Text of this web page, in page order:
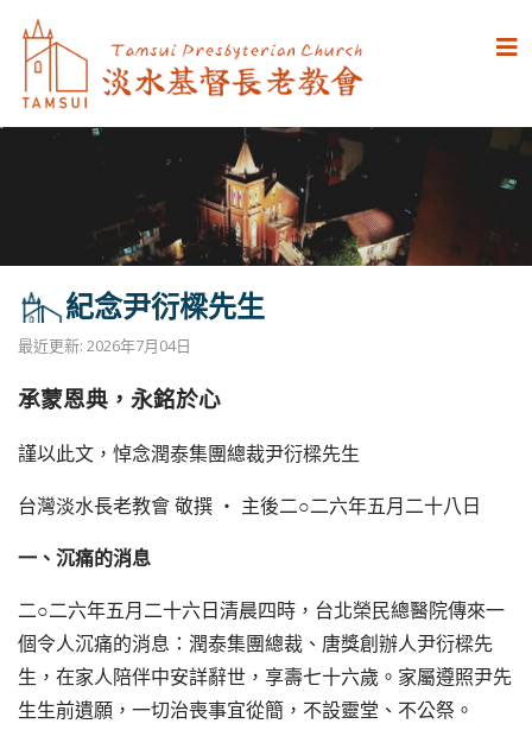
紀念尹衍樑先生
最近更新: 2026年7月04日
承蒙恩典，永銘於心
謹以此文，悼念潤泰集團總裁尹衍樑先生
台灣淡水長老教會 敬撰 ‧ 主後二○二六年五月二十八日
一、沉痛的消息
二○二六年五月二十六日清晨四時，台北榮民總醫院傳來一
個令人沉痛的消息：潤泰集團總裁、唐獎創辦人尹衍樑先
生，在家人陪伴中安詳辭世，享壽七十六歲。家屬遵照尹先
生生前遺願，一切治喪事宜從簡，不設靈堂、不公祭。